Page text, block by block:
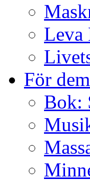
Leva
För
Bok: